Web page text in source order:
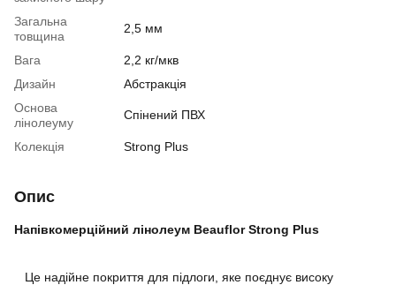
Загальна
товщина
2,5 мм
Вага
2,2 кг/мкв
Дизайн
Абстракція
Основа
лінолеуму
Спінений ПВХ
Колекція Strong Plus
Опис
Напівкомерційний лінолеум Beauflor Strong Plus
Це надійне покриття для підлоги, яке поєднує високу